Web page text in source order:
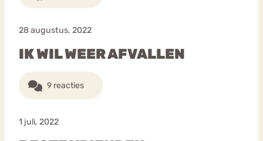
28 augustus, 2022
IK WIL WEER AFVALLEN
9 reacties
1 juli, 2022